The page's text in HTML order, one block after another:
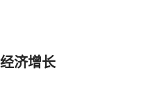
济增长